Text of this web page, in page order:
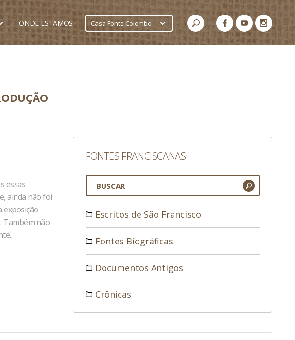
ONDE ESTAMOS Casa Fonte Colombo
essas
ainda não foi
exposição
Também não
FONTES FRANCISCANAS
Escritos de São Francisco
Fontes Biográficas
Documentos Antigos
Crônicas